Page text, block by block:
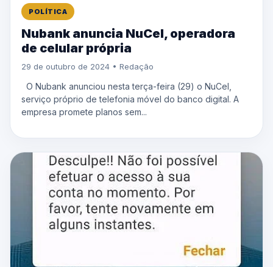
POLÍTICA
Nubank anuncia NuCel, operadora
de celular própria
29 de outubro de 2024 • Redação
O Nubank anunciou nesta terça-feira (29) o NuCel,
serviço próprio de telefonia móvel do banco digital. A
empresa promete planos sem...